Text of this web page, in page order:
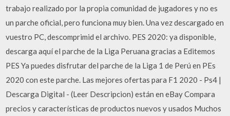
trabajo realizado por la propia comunidad de jugadores y no es
un parche oficial, pero funciona muy bien. Una vez descargado en
vuestro PC, descomprimid el archivo. PES 2020: ya disponible,
descarga aquí el parche de la Liga Peruana gracias a Editemos
PES Ya puedes disfrutar del parche de la Liga 1 de Perú en PEs
2020 con este parche. Las mejores ofertas para F1 2020 - Ps4 |
Descarga Digital - (Leer Descripcion) están en eBay Compara
precios y características de productos nuevos y usados Muchos